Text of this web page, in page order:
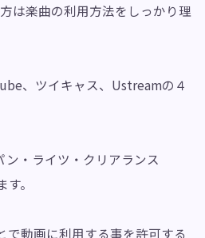
は楽曲の利用方法をしっかり理
、ツイキャス、Ustreamの４
ン・ライツ・クリアランス
。
動画に利用する事を許可する